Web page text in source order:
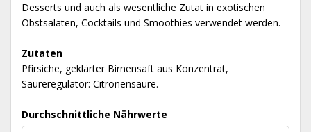
Desserts und auch als wesentliche Zutat in exotischen
Obstsalaten, Cocktails und Smoothies verwendet werden.
Zutaten
Pfirsiche, geklärter Birnensaft aus Konzentrat,
Säureregulator: Citronensäure.
Durchschnittliche Nährwerte